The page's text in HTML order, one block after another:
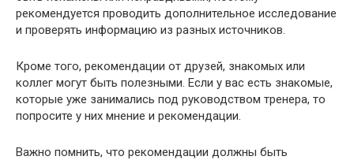
рекомендуется проводить дополнительное исследование
и проверять информацию из разных источников.
Кроме того, рекомендации от друзей, знакомых или
коллег могут быть полезными. Если у вас есть знакомые,
которые уже занимались под руководством тренера, то
попросите у них мнение и рекомендации.
Важно помнить, что рекомендации должны быть